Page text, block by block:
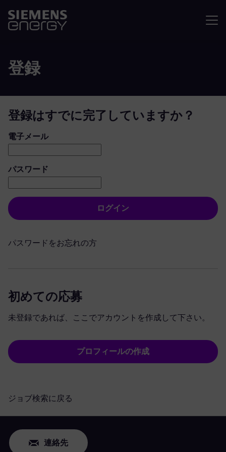
登録
登録はすでに完了していますか？
ログイン：ユーザーとパスワード
電子メール
パスワード
ログイン
パスワードをお忘れの方
初めての応募
未登録であれば、ここでアカウントを作成して下さい。
プロフィールの作成
ジョブ検索に戻る
連絡先